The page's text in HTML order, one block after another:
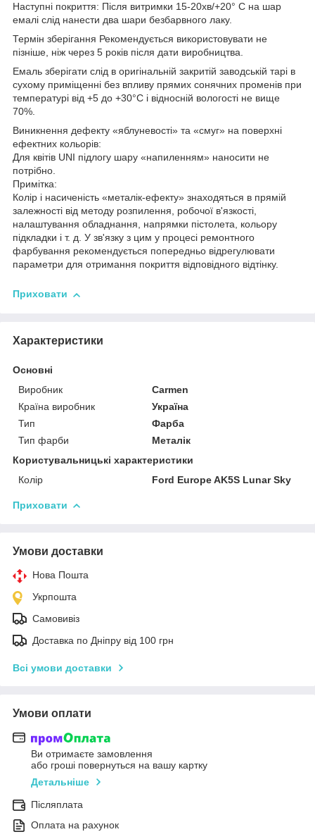
Наступні покриття: Після витримки 15-20хв/+20° С на шар
емалі слід нанести два шари безбарвного лаку.
Термін зберігання Рекомендується використовувати не
пізніше, ніж через 5 років після дати виробництва.
Емаль зберігати слід в оригінальній закритій заводській тарі в
сухому приміщенні без впливу прямих сонячних променів при
температурі від +5 до +30°С і відносній вологості не вище
70%.
Виникнення дефекту «яблуневості» та «смуг» на поверхні
ефектних кольорів:
Для квітів UNI підлогу шару «напиленням» наносити не
потрібно.
Примітка:
Колір і насиченість «металік-ефекту» знаходяться в прямій
залежності від методу розпилення, робочої в'язкості,
налаштування обладнання, напрямки пістолета, кольору
підкладки і т. д. У зв'язку з цим у процесі ремонтного
фарбування рекомендується попередньо відрегулювати
параметри для отримання покриття відповідного відтінку.
Приховати
Характеристики
Основні
Виробник
Carmen
Країна виробник
Україна
Тип
Фарба
Тип фарби
Металік
Користувальницькі характеристики
Колір
Ford Europe AK5S Lunar Sky
Приховати
Умови доставки
Нова Пошта
Укрпошта
Самовивіз
Доставка по Дніпру від 100 грн
Всі умови доставки
Умови оплати
Ви отримаєте замовлення
або гроші повернуться на вашу картку
Детальніше
Післяплата
Оплата на рахунок